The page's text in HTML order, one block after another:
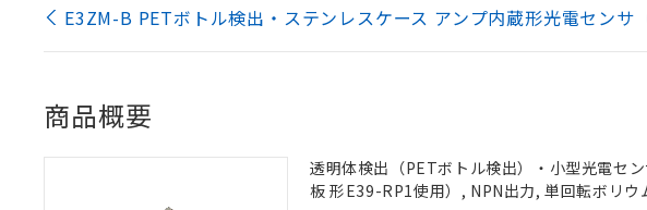
E3ZM-B PETボトル検出・ステンレスケース アンプ内蔵形光電センサ
商品概要
透明体検出（PETボトル検出）・小型光電セ
板 形E39-RP1使用）, NPN出力, 単回転ボリ